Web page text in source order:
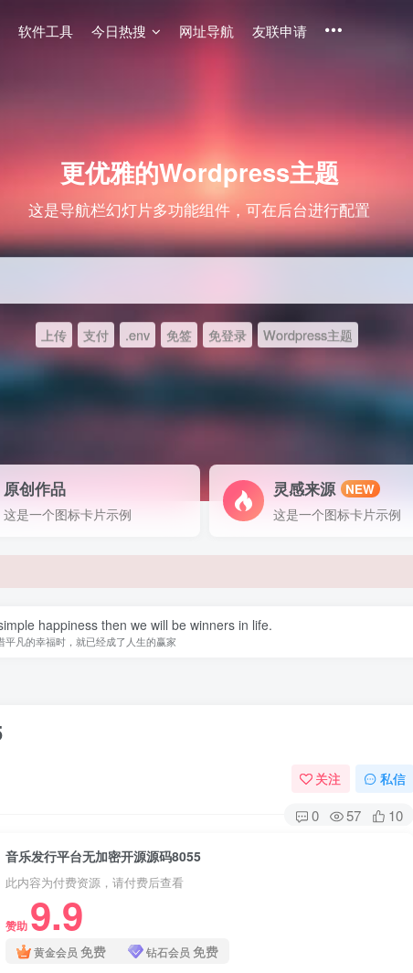
软件工具 今日热搜 网址导航 友联申请
更优雅的Wordpress主题
这是导航栏幻灯片多功能组件，可在后台进行配置
上传 支付 .env 免签 免登录 Wordpress主题
原创作品
这是一个图标卡片示例
灵感来源 NEW
这是一个图标卡片示例
happiness then we will be winners in life.
平凡的幸福时，就已经成了人生的赢家
关注 私信
0 57 10
音乐发行平台无加密开源源码8055
此内容为付费资源，请付费后查看
赞助 9.9
黄金会员 免费 钻石会员 免费